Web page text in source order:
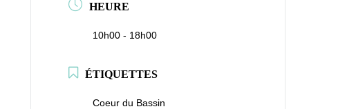
HEURE
10h00 - 18h00
ÉTIQUETTES
Coeur du Bassin